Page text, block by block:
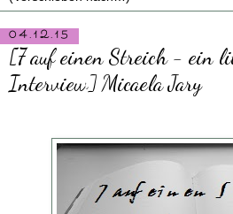
04.12.15
[7 auf einen Streich - ein
Interview] Micaela Jary